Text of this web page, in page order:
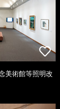
美術館等照明改